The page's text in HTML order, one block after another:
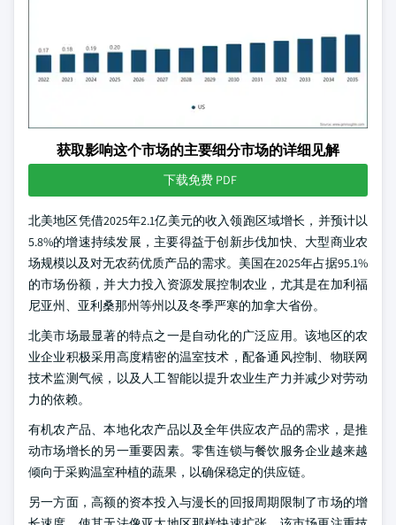
获取影响这个市场的主要细分市场的详细见解
下载免费 PDF
北美地区凭借2025年2.1亿美元的收入领跑区域增长，并预计以
5.8%的增速持续发展，主要得益于创新步伐加快、大型商业农
场规模以及对无农药优质产品的需求。美国在2025年占据95.1%
的市场份额，并大力投入资源发展控制农业，尤其是在加利福
尼亚州、亚利桑那州等州以及冬季严寒的加拿大省份。
北美市场最显著的特点之一是自动化的广泛应用。该地区的农
业企业积极采用高度精密的温室技术，配备通风控制、物联网
技术监测气候，以及人工智能以提升农业生产力并减少对劳动
力的依赖。
有机农产品、本地化农产品以及全年供应农产品的需求，是推
动市场增长的另一重要因素。零售连锁与餐饮服务企业越来越
倾向于采购温室种植的蔬果，以确保稳定的供应链。
另一方面，高额的资本投入与漫长的回报周期限制了市场的增